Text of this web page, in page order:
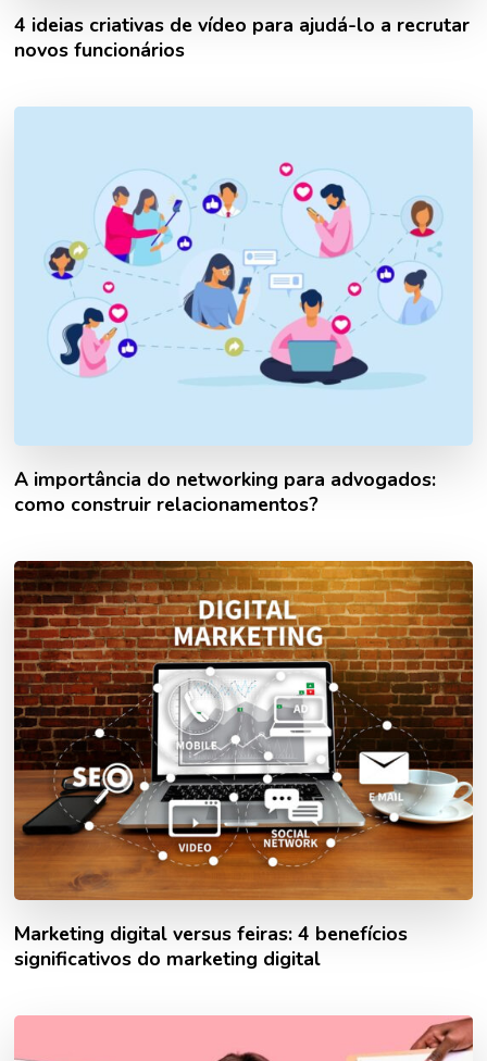
4 ideias criativas de vídeo para ajudá-lo a recrutar
novos funcionários
A importância do networking para advogados:
como construir relacionamentos?
Marketing digital versus feiras: 4 benefícios
significativos do marketing digital